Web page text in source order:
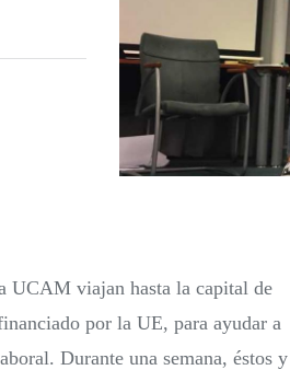
UCAM viajan hasta la capital de
por la UE, para ayudar a
Durante una semana, éstos y